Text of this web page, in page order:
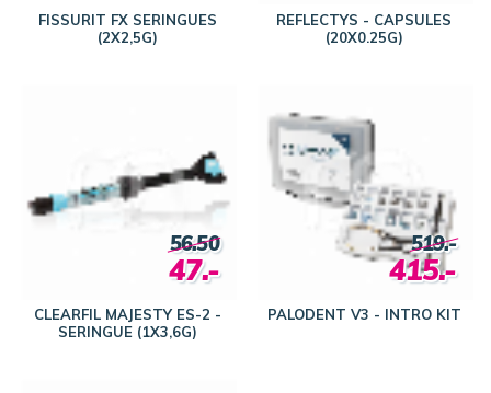
FISSURIT FX SERINGUES
(2X2,5G)
REFLECTYS - CAPSULES
(20X0.25G)
CLEARFIL MAJESTY ES-2 -
SERINGUE (1X3,6G)
56.50
47.-
PALODENT V3 - INTRO KIT
519.-
415.-